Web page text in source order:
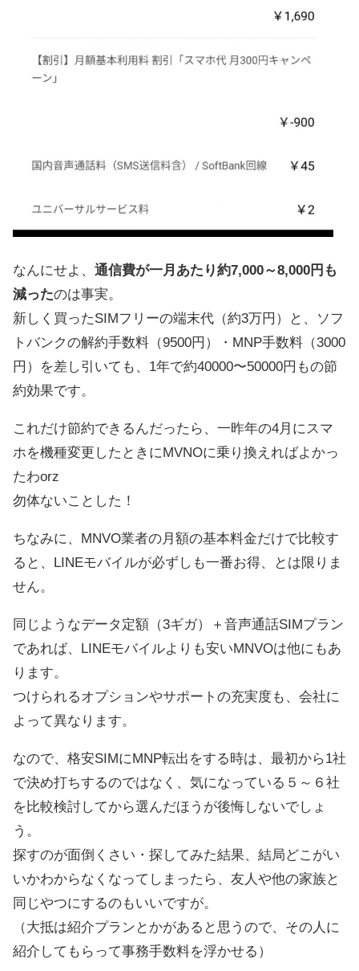
なんにせよ、 通信費が一月あたり約7,000～8,000円も
減ったのは事実。
新しく買ったSIMフリーの端末代（約3万円）と、ソフ
トバンクの解約手数料（9500円）・MNP手数料（3000
円）を差し引いても、1年で約40000〜50000円もの節
約効果です。
これだけ節約できるんだったら、一昨年の4月にスマ
ホを機種変更したときにMVNOに乗り換えればよかっ
たわorz
勿体ないことした！
ちなみに、MNVO業者の月額の基本料金だけで比較す
ると、LINEモバイルが必ずしも一番お得、とは限りま
せん。
同じようなデータ定額（3ギガ）＋音声通話SIMプラン
であれば、LINEモバイルよりも安いMNVOは他にもあ
ります。
つけられるオプションやサポートの充実度も、会社に
よって異なります。
なので、格安SIMにMNP転出をする時は、最初から1社
で決め打ちするのではなく、気になっている５～６社
を比較検討してから選んだほうが後悔しないでしょ
う。
探すのが面倒くさい・探してみた結果、結局どこがい
いかわからなくなってしまったら、友人や他の家族と
同じやつにするのもいいですが。
（大抵は紹介プランとかがあると思うので、その人に
紹介してもらって事務手数料を浮かせる）